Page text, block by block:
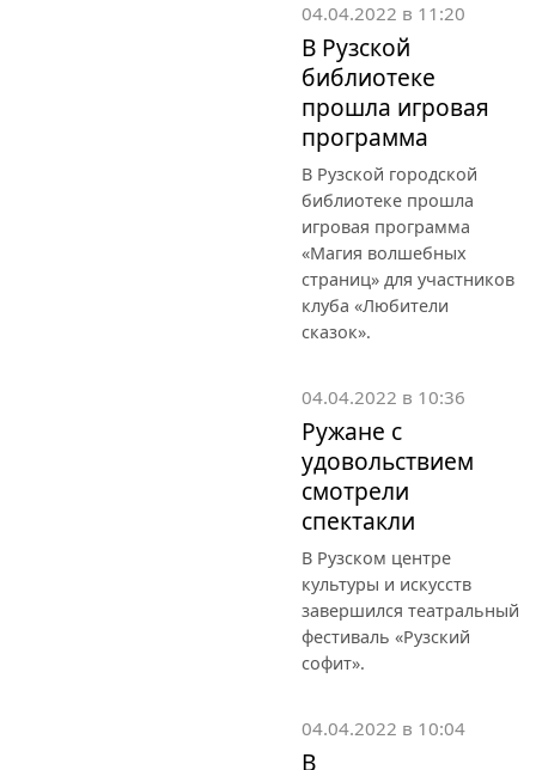
04.04.2022 в 11:20
В Рузской
библиотеке
прошла игровая
программа
В Рузской городской
библиотеке прошла
игровая программа
«Магия волшебных
страниц» для участников
клуба «Любители
сказок».
04.04.2022 в 10:36
Ружане с
удовольствием
смотрели
спектакли
В Рузском центре
культуры и искусств
завершился театральный
фестиваль «Рузский
софит».
04.04.2022 в 10:04
В